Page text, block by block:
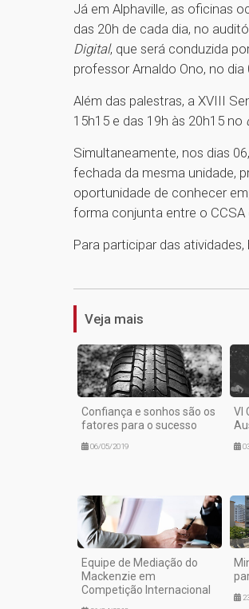
Já em Alphaville, as oficinas
das 20h de cada dia, no
Digital, que será conduzida
professor Arnaldo Ono, no dia
Além das palestras, a XVIII
15h15 e das 19h às 20h15 no
Simultaneamente, nos dias
fechada da mesma unidade,
oportunidade de conhecer
forma conjunta entre o CCSA
Para participar das
Veja mais
Confiança e sonhos são os
fatores para o sucesso
06/05/2019
VI
Equipe de Mediação do
Mackenzie em
Competição Internacional